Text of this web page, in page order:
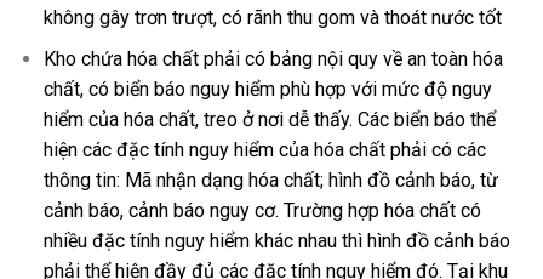
không gây trơn trượt, có rãnh thu gom và thoát nước tốt
Kho chứa hóa chất phải có bảng nội quy về an toàn hóa
chất, có biển báo nguy hiểm phù hợp với mức độ nguy
hiểm của hóa chất, treo ở nơi dễ thấy. Các biển báo thể
hiện các đặc tính nguy hiểm của hóa chất phải có các
thông tin: Mã nhận dạng hóa chất; hình đồ cảnh báo, từ
cảnh báo, cảnh báo nguy cơ. Trường hợp hóa chất có
nhiều đặc tính nguy hiểm khác nhau thì hình đồ cảnh báo
phải thể hiện đầy đủ các đặc tính nguy hiểm đó. Tại khu